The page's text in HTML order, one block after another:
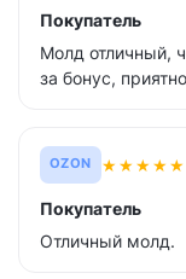
Покупатель
Молд отличный,
за бонус,
OZON ★★★★★
Покупатель
Отличный молд.